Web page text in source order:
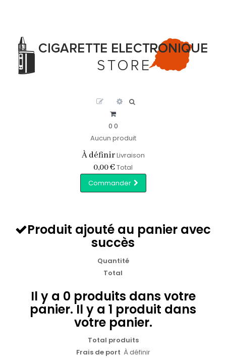
0 0
Aucun produit
À définirLivraison
0,00 €Total
Commander
Produit ajouté au panier avec
succès
Quantité
Total
Il y a 0 produits dans votre
panier.Il y a 1 produit dans
votre panier.
Total produits
Frais de port À définir